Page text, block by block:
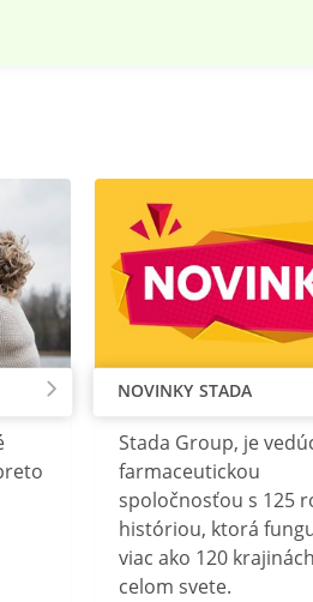
NOVINKY STADA
Stada Group, je
farmaceutickou
spoločnosťou s 125
históriou, ktorá
viac ako 120
celom svete.